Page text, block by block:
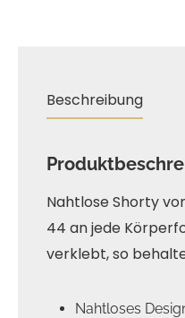
Beschreibung
Nahtlose Shorty
44 an jede
verklebt, so
Nahtloses